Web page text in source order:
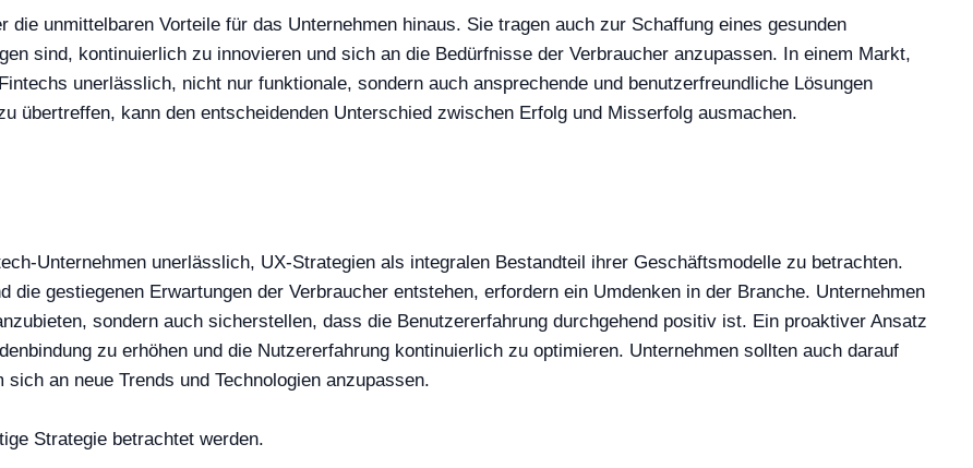
die unmittelbaren Vorteile für das Unternehmen hinaus. Sie tragen auch zur Schaffung eines gesunden
sind, kontinuierlich zu innovieren und sich an die Bedürfnisse der Verbraucher anzupassen. In einem Markt,
unerlässlich, nicht nur funktionale, sondern auch ansprechende und benutzerfreundliche Lösungen
übertreffen, kann den entscheidenden Unterschied zwischen Erfolg und Misserfolg ausmachen.
Unternehmen unerlässlich, UX-Strategien als integralen Bestandteil ihrer Geschäftsmodelle zu betrachten.
die gestiegenen Erwartungen der Verbraucher entstehen, erfordern ein Umdenken in der Branche. Unternehmen
sondern auch sicherstellen, dass die Benutzererfahrung durchgehend positiv ist. Ein proaktiver Ansatz
zu erhöhen und die Nutzererfahrung kontinuierlich zu optimieren. Unternehmen sollten auch darauf
an neue Trends und Technologien anzupassen.
Strategie betrachtet werden.